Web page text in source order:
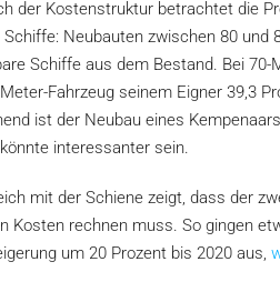
der Kostenstruktur betrachtet die
Neubauten zwischen 80 und
Schiffe aus dem Bestand. Bei
Fahrzeug seinem Eigner 39,3
ist der Neubau eines
interessanter sein.
mit der Schiene zeigt, dass der
Kosten rechnen muss. So gingen
um 20 Prozent bis 2020 aus,